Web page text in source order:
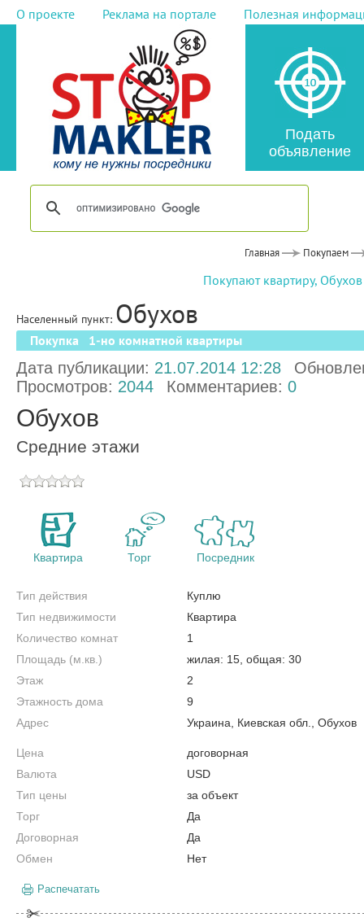
О проекте Реклама на портале Полезная
Подать
объявление
Главная Покупаем
Покупают квартиру, Обухов
Населенный пункт: Обухов
Покупка 1-но комнатной квартиры
Дата публикации: 21.07.2014 12:28
Просмотров: 2044 Комментариев: 0
Обухов
Средние этажи
Квартира Торг Посредник
Тип действия
Куплю
Тип недвижимости
Квартира
Количество комнат
1
Площадь (м.кв.)
жилая: 15, общая: 30
Этаж
2
Этажность дома
9
Адрес
Украина, Киевская обл., Обухов
Цена
договорная
Валюта
USD
Тип цены
за объект
Торг
Да
Договорная
Да
Обмен
Нет
Распечатать